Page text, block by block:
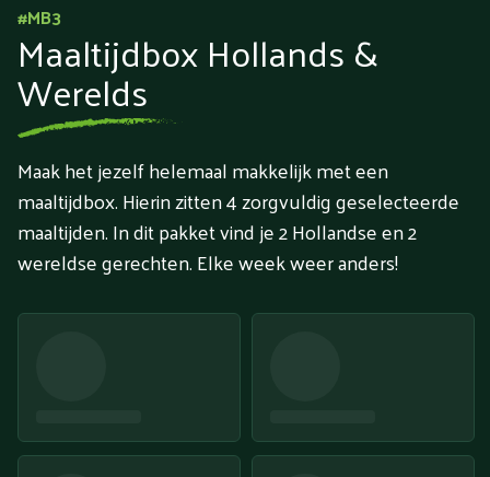
#MB3
Maaltijdbox Hollands &
Werelds
Maak het jezelf helemaal makkelijk met een
maaltijdbox. Hierin zitten 4 zorgvuldig geselecteerde
maaltijden. In dit pakket vind je 2 Hollandse en 2
wereldse gerechten. Elke week weer anders!